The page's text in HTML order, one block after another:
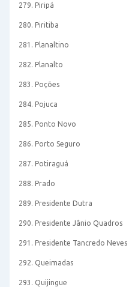
279. Piripá
280. Piritiba
281. Planaltino
282. Planalto
283. Poções
284. Pojuca
285. Ponto Novo
286. Porto Seguro
287. Potiraguá
288. Prado
289. Presidente Dutra
290. Presidente Jânio Quadros
291. Presidente Tancredo Neves
292. Queimadas
293. Quijingue